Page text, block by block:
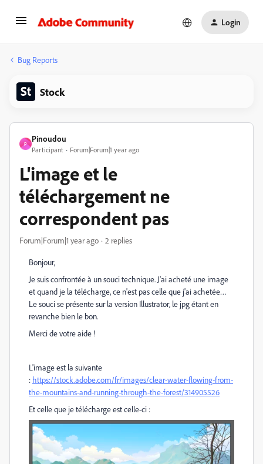
Login
Bug Reports
Stock
P
Pinoudou
Participant Forum|Forum|1 year ago
L'image et le
téléchargement ne
correspondent pas
Forum|Forum|1 year ago 2 replies
Bonjour,
Je suis confrontée à un souci technique. J'ai acheté une image
et quand je la télécharge, ce n'est pas celle que j'ai achetée…
Le souci se présente sur la version Illustrator, le jpg étant en
revanche bien le bon.
Merci de votre aide !
L'image est la suivante
: https://stock.adobe.com/fr/images/clear-water-flowing-from-
the-mountains-and-running-through-the-forest/314905526
Et celle que je télécharge est celle-ci :